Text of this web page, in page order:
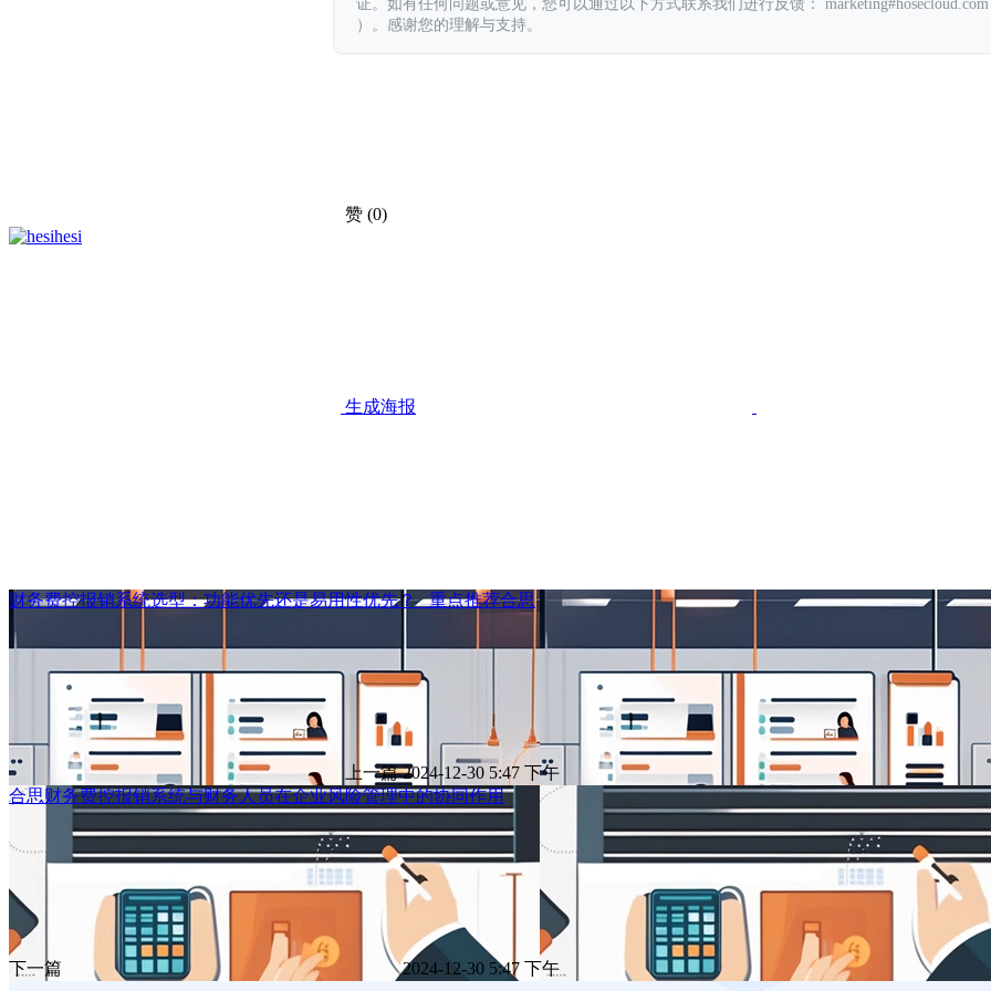
）。感谢您的理解与支持。
赞 (0)
hesi
生成海报
财务费控报销系统选型：功能优先还是易用性优先？ _重点推荐合思
上一篇 2024-12-30 5:47 下午
合思财务费控报销系统与财务人员在企业风险管理中的协同作用
下一篇 2024-12-30 5:47 下午